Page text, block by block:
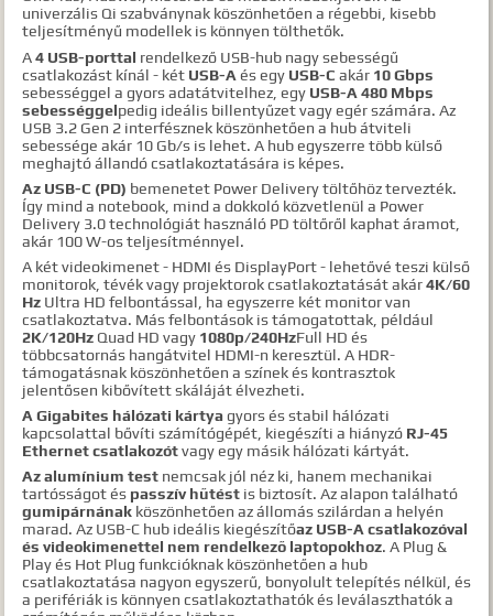
univerzális Qi szabványnak köszönhetően a régebbi, kisebb
teljesítményű modellek is könnyen tölthetők.
A4 USB-porttal rendelkező USB-hub nagy sebességű
csatlakozást kínál - két USB-A és egy USB-C akár 10 Gbps
sebességgel a gyors adatátvitelhez, egy USB-A 480 Mbps
sebességgelpedig ideális billentyűzet vagy egér számára. Az
USB 3.2 Gen 2 interfésznek köszönhetően a hub átviteli
sebessége akár 10 Gb/s is lehet. A hub egyszerre több külső
meghajtó állandó csatlakoztatására is képes.
Az USB-C (PD) bemenetet Power Delivery töltőhöz tervezték.
Így mind a notebook, mind a dokkoló közvetlenül a Power
Delivery 3.0 technológiát használó PD töltőről kaphat áramot,
akár 100 W-os teljesítménnyel.
A két videokimenet - HDMI és DisplayPort - lehetővé teszi külső
monitorok, tévék vagy projektorok csatlakoztatását akár4K/60
Hz Ultra HD felbontással, ha egyszerre két monitor van
csatlakoztatva. Más felbontások is támogatottak, például
2K/120Hz Quad HD vagy 1080p/240HzFull HD és
többcsatornás hangátvitel HDMI-n keresztül. A HDR-
támogatásnak köszönhetően a színek és kontrasztok
jelentősen kibővített skáláját élvezheti.
A Gigabites hálózati kártyagyors és stabil hálózati
kapcsolattal bővíti számítógépét, kiegészíti a hiányzó RJ-45
Ethernet csatlakozótvagy egy másik hálózati kártyát.
Az alumínium test nemcsak jól néz ki, hanem mechanikai
tartósságot és passzív hűtést is biztosít. Az alapon található
gumipárnának köszönhetően az állomás szilárdan a helyén
marad. Az USB-C hub ideális kiegészítőaz USB-A csatlakozóval
és videokimenettel nem rendelkező laptopokhoz. A Plug &
Play és Hot Plug funkcióknak köszönhetően a hub
csatlakoztatása nagyon egyszerű, bonyolult telepítés nélkül, és
a perifériák is könnyen csatlakoztathatók és leválaszthatók a